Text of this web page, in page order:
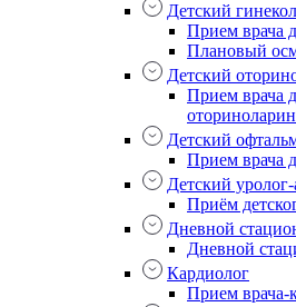
Детский
Прием врача
Плановый
Детский
Прием врача
Детский
Прием врача
Детский
Приём
Дневной
Дневной
Кардиолог
Прием врача-